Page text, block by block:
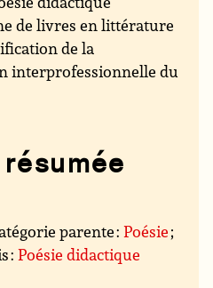
de livres en littérature
de la
interprofessionnelle du
parente :Poésie;
:Poésie didactique